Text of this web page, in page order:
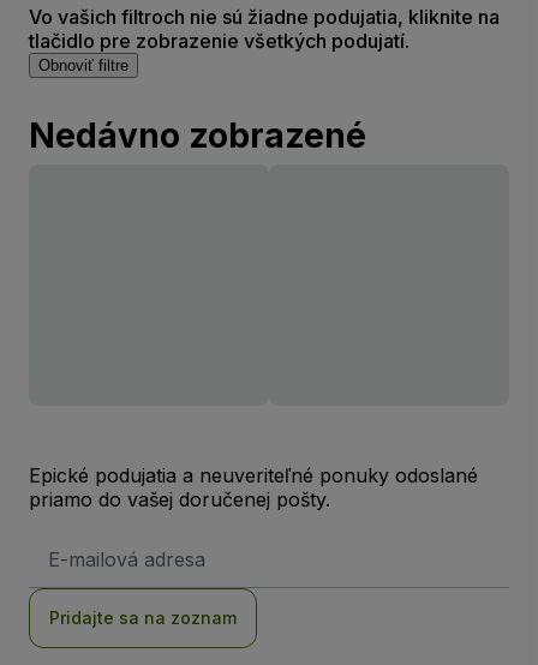
Vo vašich filtroch nie sú žiadne podujatia, kliknite na
tlačidlo pre zobrazenie všetkých podujatí.
Obnoviť filtre
Nedávno zobrazené
Epické podujatia a neuveriteľné ponuky odoslané
priamo do vašej doručenej pošty.
mailová
Pridajte sa na zoznam